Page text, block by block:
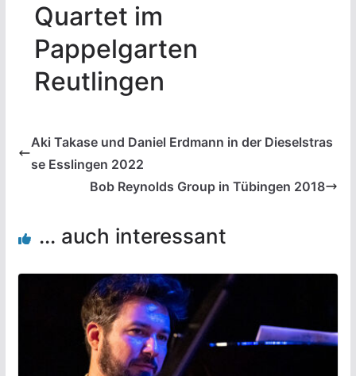
Quartet im
Pappelgarten
Reutlingen
Aki Takase und Daniel Erdmann in der Dieselstras
se Esslingen 2022
Bob Reynolds Group in Tübingen 2018
... auch interessant